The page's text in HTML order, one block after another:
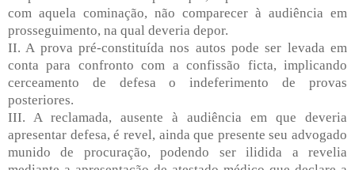
com aquela cominação, não comparecer à audiência em
prosseguimento, na qual deveria depor.
II. A prova pré-constituída nos autos pode ser levada em
conta para confronto com a confissão ficta, implicando
cerceamento de defesa o indeferimento de provas
posteriores.
III. A reclamada, ausente à audiência em que deveria
apresentar defesa, é revel, ainda que presente seu advogado
munido de procuração, podendo ser ilidida a revelia